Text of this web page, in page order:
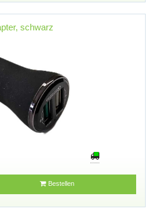
schwarz
Bestellen